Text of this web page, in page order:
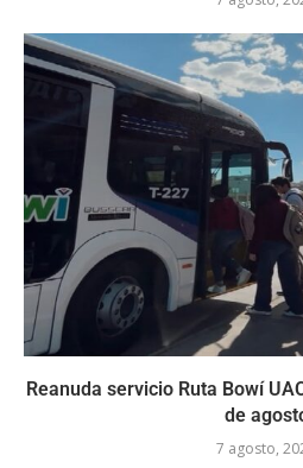
Reanuda servicio Ruta Bowí
de
7 agosto,